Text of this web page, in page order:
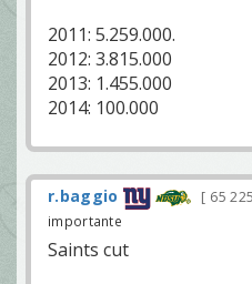
2011: 5.259.000.
2012: 3.815.000
2013: 1.455.000
2014: 100.000
r.baggio 65 225
importante
Saints cut